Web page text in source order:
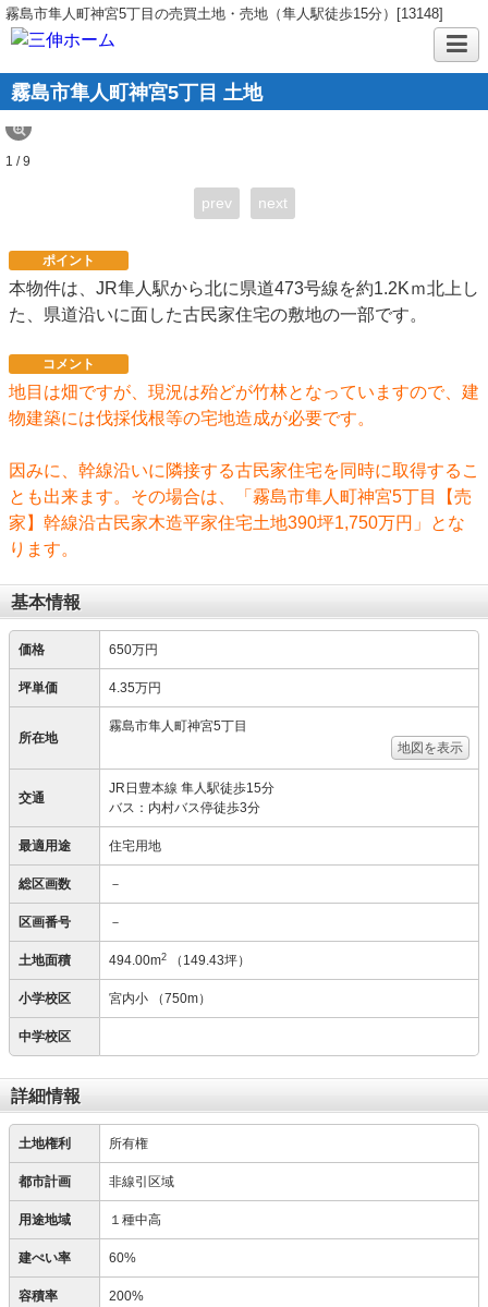
霧島市隼人町神宮5丁目の売買土地・売地（隼人駅徒歩15分）[13148]
霧島市隼人町神宮5丁目 土地
1 / 9
prev next
ポイント
本物件は、JR隼人駅から北に県道473号線を約1.2Kｍ北上し
た、県道沿いに面した古民家住宅の敷地の一部です。
コメント
地目は畑ですが、現況は殆どが竹林となっていますので、建
物建築には伐採伐根等の宅地造成が必要です。
因みに、幹線沿いに隣接する古民家住宅を同時に取得するこ
とも出来ます。その場合は、「霧島市隼人町神宮5丁目【売
家】幹線沿古民家木造平家住宅土地390坪1,750万円」とな
ります。
基本情報
価格 650万円
坪単価 4.35万円
所在地
霧島市隼人町神宮5丁目
地図を表示
交通
JR日豊本線 隼人駅徒歩15分
バス：内村バス停徒歩3分
最適用途 住宅用地
総区画数 －
区画番号 －
土地面積 494.00m2 （149.43坪）
小学校区 宮内小 （750m）
中学校区
詳細情報
土地権利 所有権
都市計画 非線引区域
用途地域 １種中高
建ぺい率 60%
容積率 200%